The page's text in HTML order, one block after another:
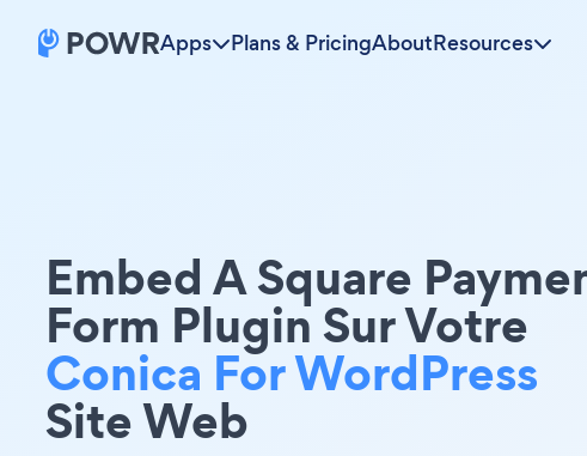
Apps Plans & PricingAboutResources
Embed A Square
Form Plugin Sur Votre
Conica For WordPress
Site Web